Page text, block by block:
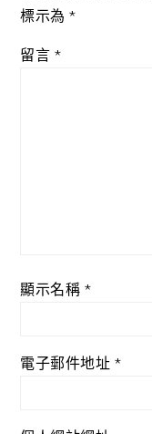
標示為*
留言 *
顯示名稱 *
電子郵件地址 *